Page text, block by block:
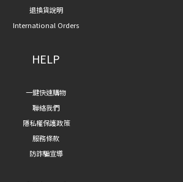
退換貨說明
International Orders
HELP
一鍵快速購物
聯絡我們
隱私權保護政策
服務條款
防詐騙宣導